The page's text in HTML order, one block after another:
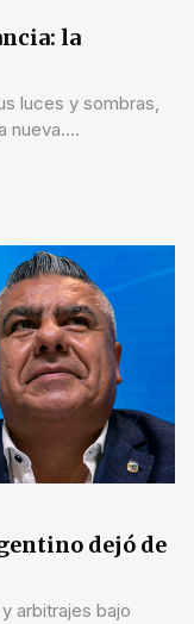
la
luces y sombras,
nueva.
dejó de
arbitrajes bajo